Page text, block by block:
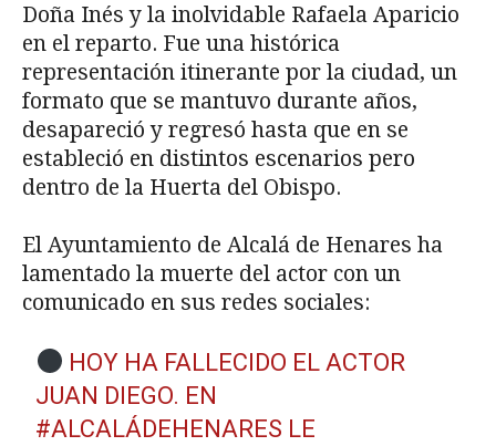
Doña Inés y la inolvidable Rafaela Aparicio
en el reparto. Fue una histórica
representación itinerante por la ciudad, un
formato que se mantuvo durante años,
desapareció y regresó hasta que en se
estableció en distintos escenarios pero
dentro de la Huerta del Obispo.
El Ayuntamiento de Alcalá de Henares ha
lamentado la muerte del actor con un
comunicado en sus redes sociales:
HOY HA FALLECIDO EL ACTOR
JUAN DIEGO. EN
#ALCALÁDEHENARES LE